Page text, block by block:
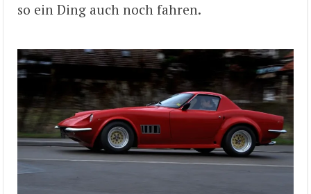
so ein Ding auch noch fahren.